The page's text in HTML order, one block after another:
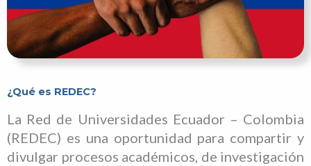
¿Qué es REDEC?
La Red de Universidades Ecuador – Colombia
(REDEC) es una oportunidad para compartir y
divulgar procesos académicos, de investigación